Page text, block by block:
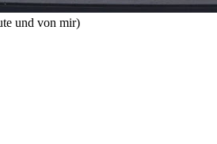
und von mir)